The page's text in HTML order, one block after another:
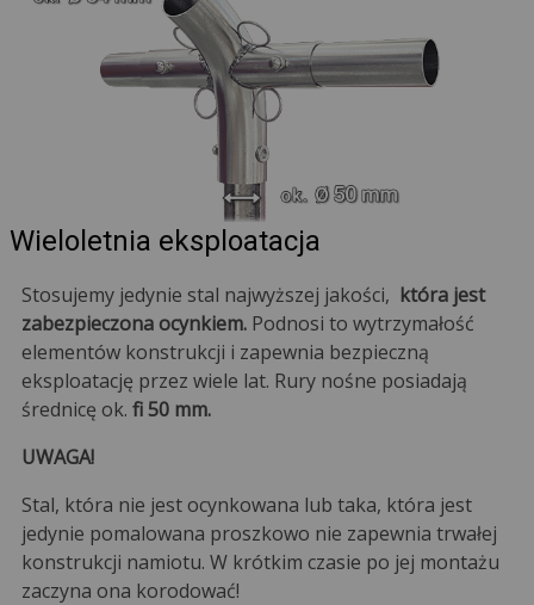
Wieloletnia eksploatacja
Stosujemy jedynie stal najwyższej jakości, która jest
zabezpieczona ocynkiem.Podnosi to wytrzymałość
elementów konstrukcji i zapewnia bezpieczną
eksploatację przez wiele lat. Rury nośne posiadają
średnicę ok. fi 50 mm.
UWAGA!
Stal, która nie jest ocynkowana lub taka, która jest
jedynie pomalowana proszkowo nie zapewnia trwałej
konstrukcji namiotu. W krótkim czasie po jej montażu
zaczyna ona korodować!